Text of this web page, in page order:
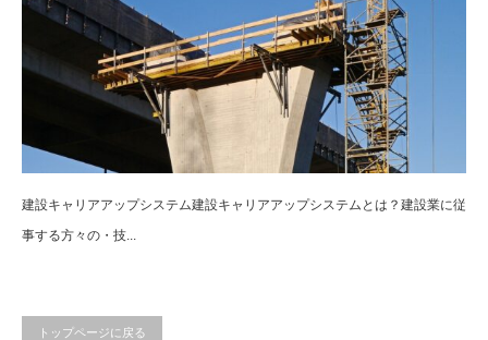
建設キャリアアップシステム建設キャリアアップシステムとは？建設業に従
事する方々の・技...
トップページに戻る